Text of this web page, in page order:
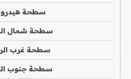
سطحة
سطحة شمال
سطحة غرب
سطحة جنوب